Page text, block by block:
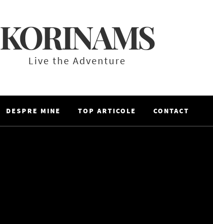
KORINAMS
Live the Adventure
DESPRE MINE TOP ARTICOLE CONTACT